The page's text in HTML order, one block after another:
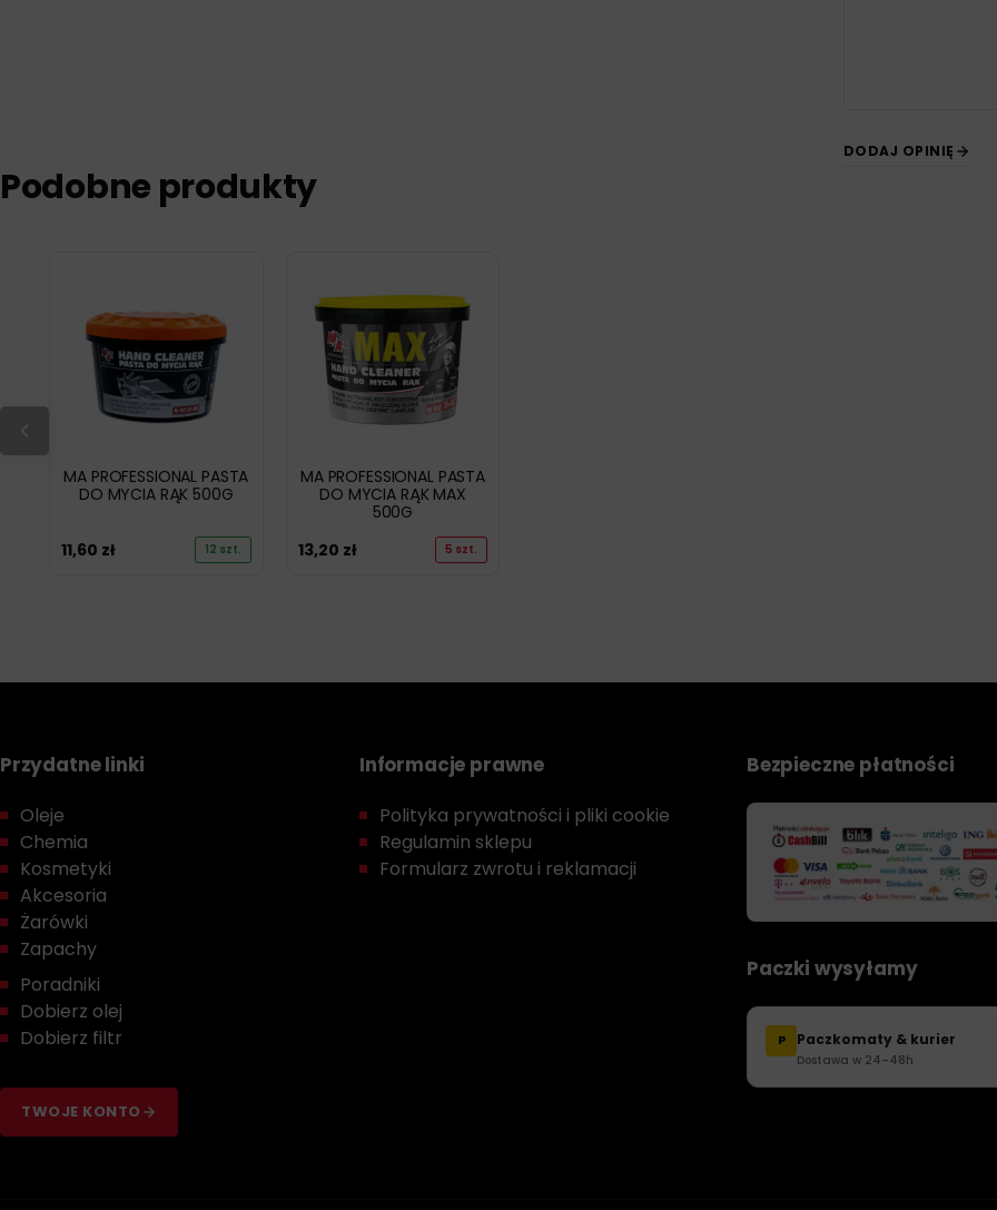
DODAJ OPINIĘ
Podobne produkty
MA PROFESSIONAL PASTA
DO MYCIA RĄK 500G
11,60 zł 12 szt.
MA PROFESSIONAL PASTA
DO MYCIA RĄK MAX
500G
13,20 zł 5 szt.
Przydatne linki
Oleje
Chemia
Kosmetyki
Akcesoria
Żarówki
Zapachy
Poradniki
Dobierz olej
Dobierz filtr
TWOJE KONTO
Informacje prawne
Polityka prywatności i pliki cookie
Regulamin sklepu
Formularz zwrotu i reklamacji
Bezpieczne płatności
Paczki wysyłamy
P Paczkomaty & kurier
Dostawa w 24–48h